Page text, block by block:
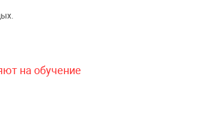
на обучение